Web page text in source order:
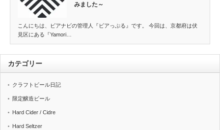
みました～
こんにちは、ビアナビの管理人『ビアっぷる』です。 今回は、京都府は伏
見区にある『Yamori…
カテゴリー
クラフトビール日記
限定醸造ビール
Hard Cider / Cidre
Hard Seltzer